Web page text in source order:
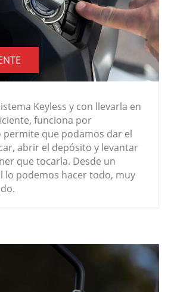
Keyless y con llevarla en
funciona por
permite que podamos dar el
abrir el depósito y levantar
que tocarla. Desde un
lo podemos hacer todo, muy